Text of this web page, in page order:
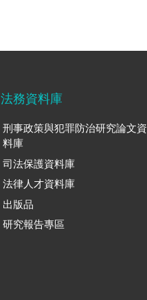
法務資料庫
刑事政策與犯罪防治研究論文資
料庫
司法保護資料庫
法律人才資料庫
出版品
研究報告專區